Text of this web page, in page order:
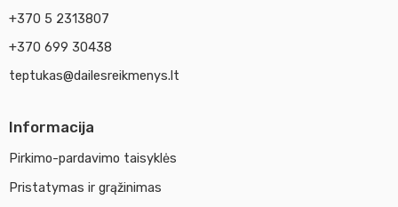
+370 5 2313807
+370 699 30438
teptukas@dailesreikmenys.lt
Informacija
Pirkimo-pardavimo taisyklės
Pristatymas ir grąžinimas